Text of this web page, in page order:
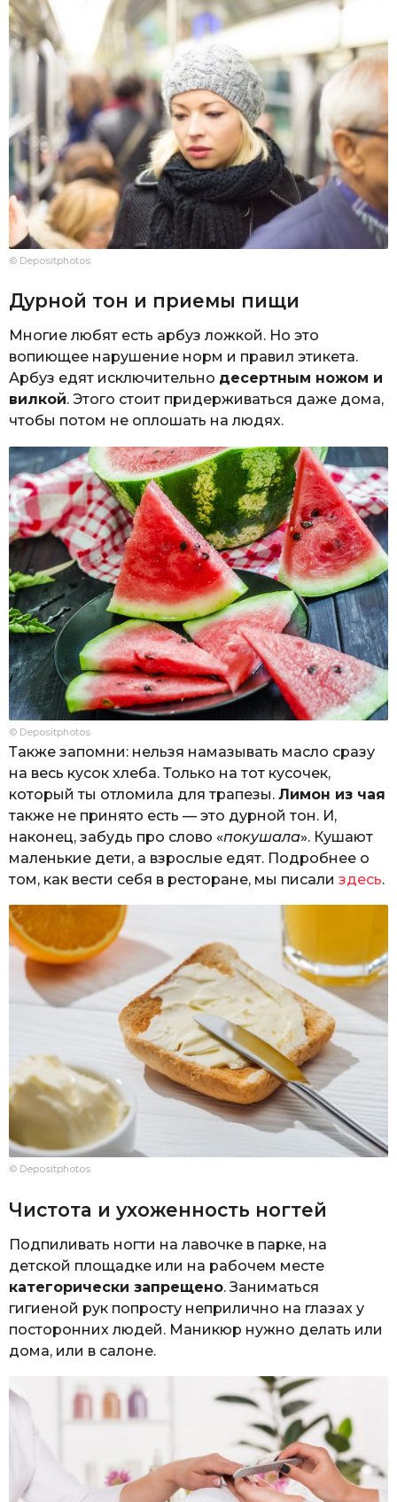
© Depositphotos
Дурной тон и приемы пищи
Многие любят есть арбуз ложкой. Но это
вопиющее нарушение норм и правил этикета.
Арбуз едят исключительно десертным ножом и
вилкой. Этого стоит придерживаться даже дома,
чтобы потом не оплошать на людях.
© Depositphotos
Также запомни: нельзя намазывать масло сразу
на весь кусок хлеба. Только на тот кусочек,
который ты отломила для трапезы. Лимон из чая
также не принято есть — это дурной тон. И,
наконец, забудь про слово «покушала». Кушают
маленькие дети, а взрослые едят. Подробнее о
том, как вести себя в ресторане, мы писали здесь.
© Depositphotos
Чистота и ухоженность ногтей
Подпиливать ногти на лавочке в парке, на
детской площадке или на рабочем месте
категорически запрещено. Заниматься
гигиеной рук попросту неприлично на глазах у
посторонних людей. Маникюр нужно делать или
дома, или в салоне.